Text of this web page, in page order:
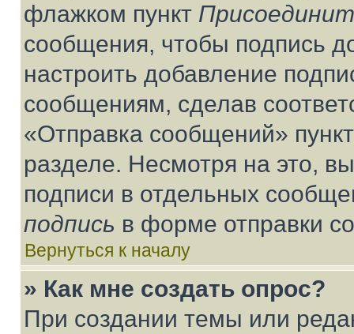
флажком пункт
сообщения, чтобы подпись
настроить добавление
сообщениям, сделав
«Отправка сообщений»
разделе. Несмотря на это,
подписи в отдельных
подпись в форме отправки
Вернуться к началу
» Как мне создать опрос?
При создании темы или